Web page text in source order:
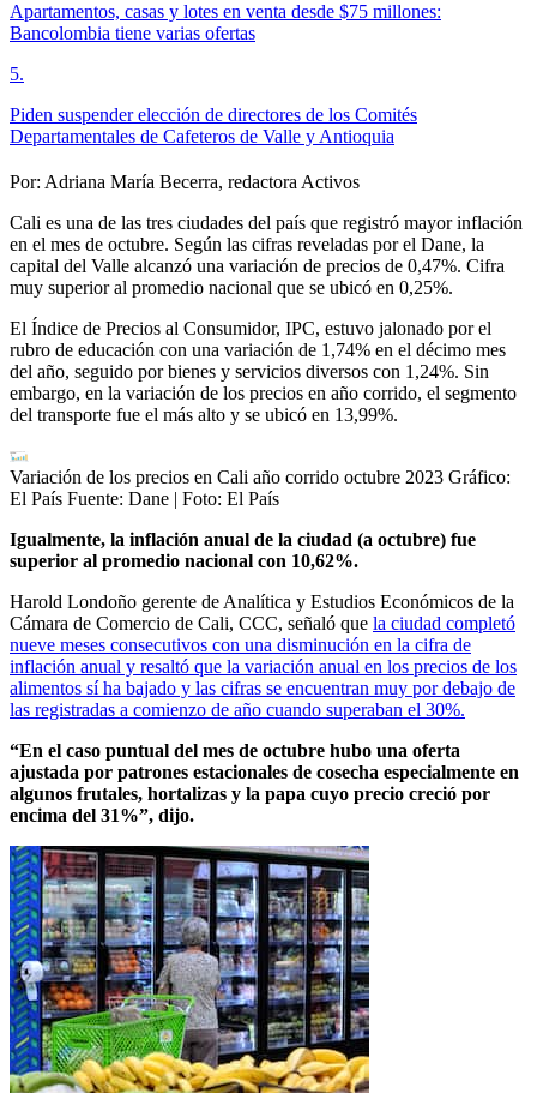
Apartamentos, casas y lotes en venta desde $75 millones:
Bancolombia tiene varias ofertas
5.
Piden suspender elección de directores de los Comités
Departamentales de Cafeteros de Valle y Antioquia
Por: Adriana María Becerra, redactora Activos
Cali es una de las tres ciudades del país que registró mayor inflación
en el mes de octubre. Según las cifras reveladas por el Dane, la
capital del Valle alcanzó una variación de precios de 0,47%. Cifra
muy superior al promedio nacional que se ubicó en 0,25%.
El Índice de Precios al Consumidor, IPC, estuvo jalonado por el
rubro de educación con una variación de 1,74% en el décimo mes
del año, seguido por bienes y servicios diversos con 1,24%. Sin
embargo, en la variación de los precios en año corrido, el segmento
del transporte fue el más alto y se ubicó en 13,99%.
Variación de los precios en Cali año corrido octubre 2023 Gráfico:
El País Fuente: Dane | Foto: El País
Igualmente, la inflación anual de la ciudad (a octubre) fue
superior al promedio nacional con 10,62%.
Harold Londoño gerente de Analítica y Estudios Económicos de la
Cámara de Comercio de Cali, CCC, señaló que la ciudad completó
nueve meses consecutivos con una disminución en la cifra de
inflación anual y resaltó que la variación anual en los precios de los
alimentos sí ha bajado y las cifras se encuentran muy por debajo de
las registradas a comienzo de año cuando superaban el 30%.
“En el caso puntual del mes de octubre hubo una oferta
ajustada por patrones estacionales de cosecha especialmente en
algunos frutales, hortalizas y la papa cuyo precio creció por
encima del 31%”, dijo.